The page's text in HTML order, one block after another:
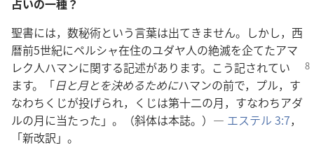
占いの一種？
聖書には，数秘術という言葉は出てきません。しかし，西
暦前5世紀にペルシャ在住のユダヤ人の絶滅を企てたアマ
レク人ハマンに関する記述があります。こう記されてい
ます。「日と月とを決めるためにハマンの前で，プル，す
なわちくじが投げられ，くじは第十二の月，すなわちアダ
ルの月に当たった」。（斜体は本誌。）― エステル 3:7，
「新改訳」。